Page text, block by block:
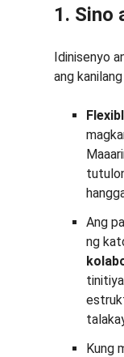
1. Sino
Idinisenyo
ang
Ang
ng
Kung